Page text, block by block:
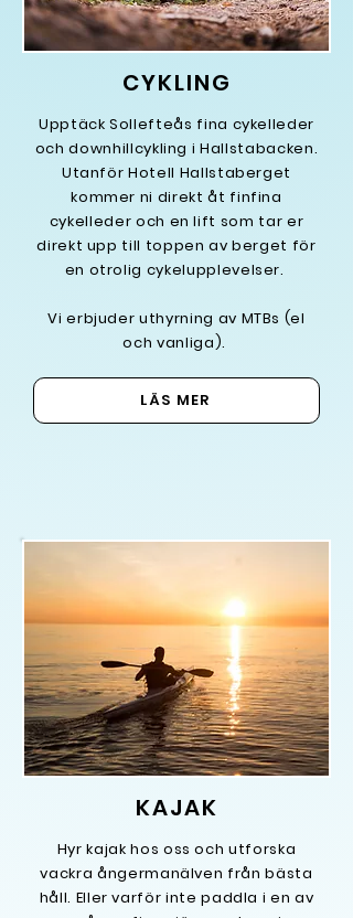
CYKLING
Upptäck Sollefteås fina cykelleder
och downhillcykling i Hallstabacken.
Utanför Hotell Hallstaberget
kommer ni direkt åt finfina
cykelleder och en lift som tar er
direkt upp till toppen av berget för
en otrolig cykelupplevelser.
Vi erbjuder uthyrning av MTBs (el
och vanliga).
LÄS MER
KAJAK
Hyr kajak hos oss och utforska
vackra ångermanälven från bästa
håll. Eller varför inte paddla i en av